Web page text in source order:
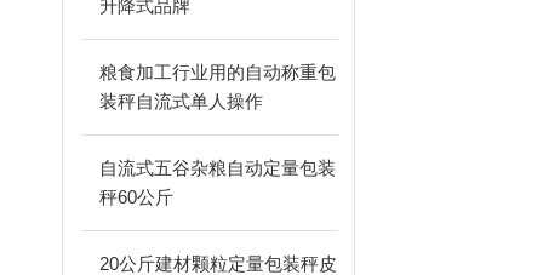
升降式品牌
粮食加工行业用的自动称重包
装秤自流式单人操作
自流式五谷杂粮自动定量包装
秤60公斤
20公斤建材颗粒定量包装秤皮